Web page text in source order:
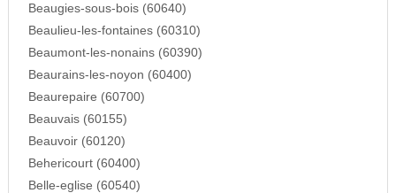
Beaugies-sous-bois (60640)
Beaulieu-les-fontaines (60310)
Beaumont-les-nonains (60390)
Beaurains-les-noyon (60400)
Beaurepaire (60700)
Beauvais (60155)
Beauvoir (60120)
Behericourt (60400)
Belle-eglise (60540)